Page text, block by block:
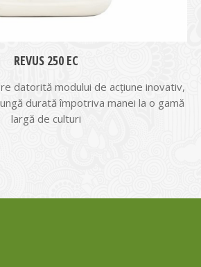
REVUS 250 EC
datorită modului de acţiune inovativ,
durată împotriva manei la o gamă
largă de culturi